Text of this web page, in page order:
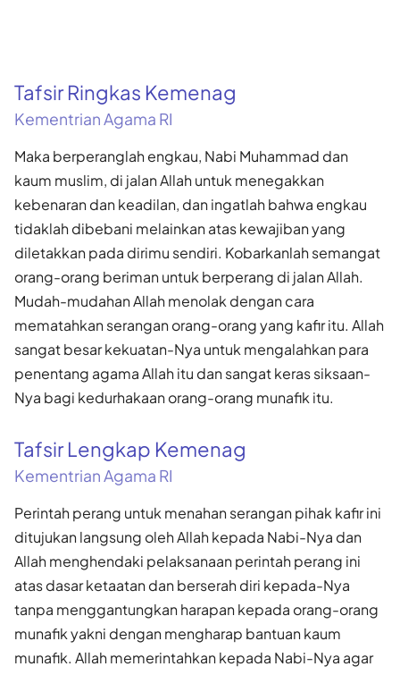
Tafsir Ringkas Kemenag
Kementrian Agama RI
Maka berperanglah engkau, Nabi Muhammad dan
kaum muslim, di jalan Allah untuk menegakkan
kebenaran dan keadilan, dan ingatlah bahwa engkau
tidaklah dibebani melainkan atas kewajiban yang
diletakkan pada dirimu sendiri. Kobarkanlah semangat
orang-orang beriman untuk berperang di jalan Allah.
Mudah-mudahan Allah menolak dengan cara
mematahkan serangan orang-orang yang kafir itu. Allah
sangat besar kekuatan-Nya untuk mengalahkan para
penentang agama Allah itu dan sangat keras siksaan-
Nya bagi kedurhakaan orang-orang munafik itu.
Tafsir Lengkap Kemenag
Kementrian Agama RI
Perintah perang untuk menahan serangan pihak kafir ini
ditujukan langsung oleh Allah kepada Nabi-Nya dan
Allah menghendaki pelaksanaan perintah perang ini
atas dasar ketaatan dan berserah diri kepada-Nya
tanpa menggantungkan harapan kepada orang-orang
munafik yakni dengan mengharap bantuan kaum
munafik. Allah memerintahkan kepada Nabi-Nya agar